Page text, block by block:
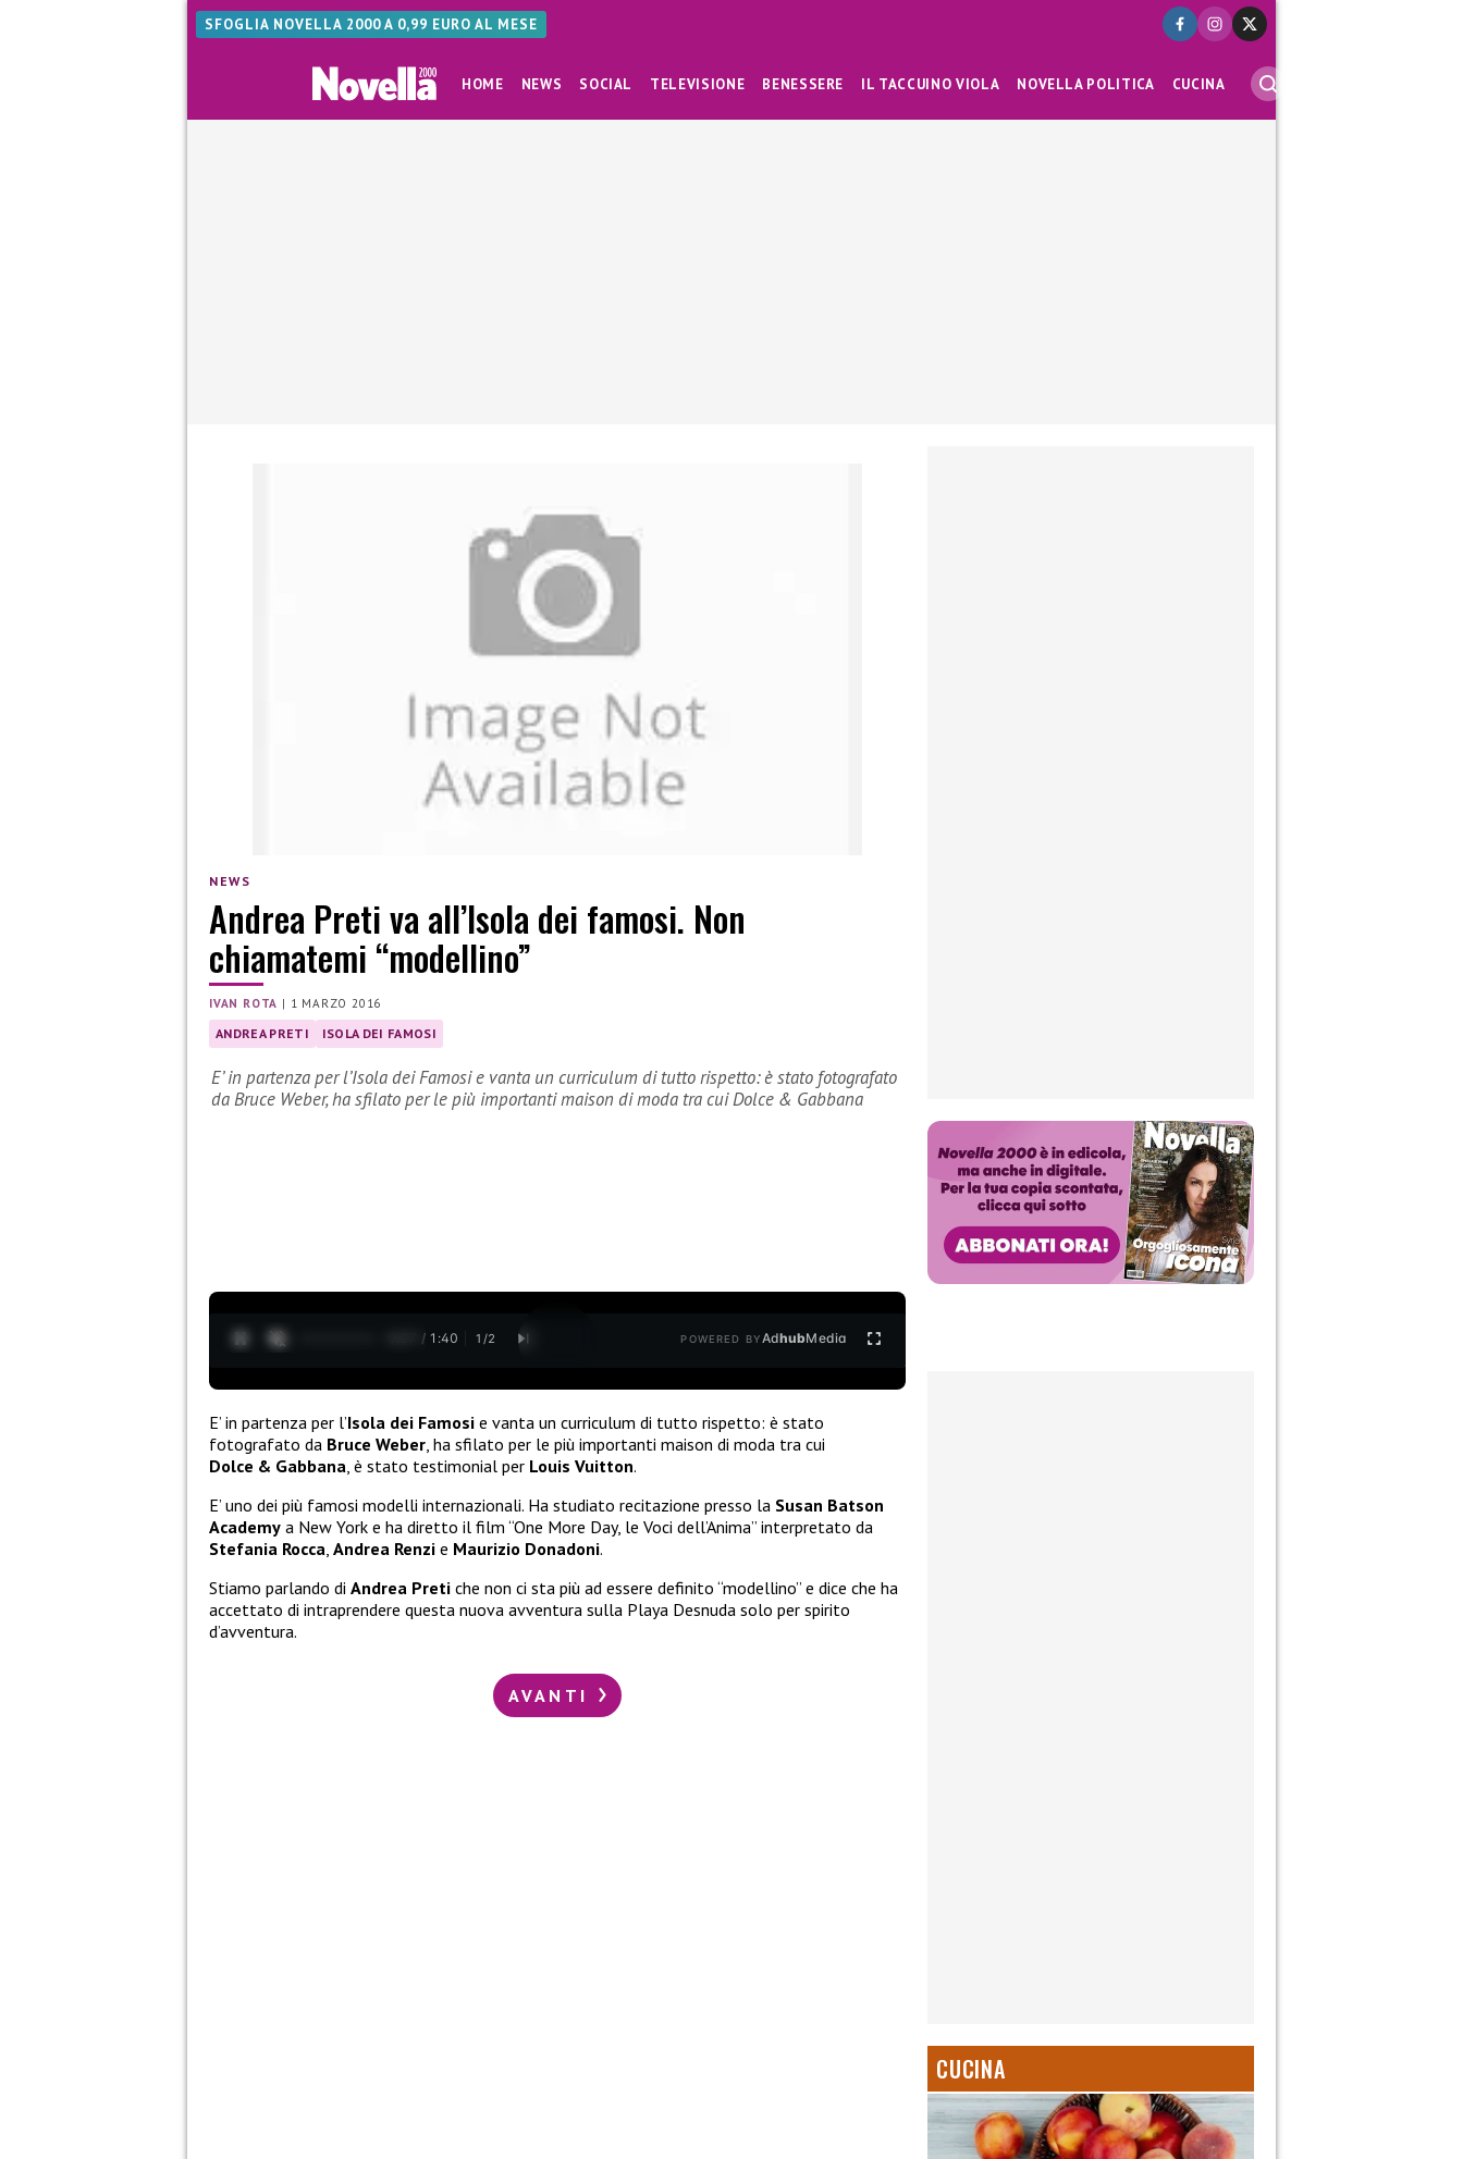
SFOGLIA NOVELLA 2000 A 0,99 EURO AL MESE
HOME NEWS SOCIAL TELEVISIONE BENESSERE IL TACCUINO VIOLA NOVELLA POLITICA CUCINA
NEWS
Andrea Preti va all’Isola dei famosi. Non
chiamatemi “modellino”
IVAN ROTA | 1 MARZO 2016
ANDREA PRETI ISOLA DEI FAMOSI
E’ in partenza per l’Isola dei Famosi e vanta un curriculum di tutto rispetto: è stato fotografato
da Bruce Weber, ha sfilato per le più importanti maison di moda tra cui Dolce & Gabbana
0:28 / 1:40 1 /2 POWERED BYAdhubMedia
E’ in partenza per l’Isola dei Famosi e vanta un curriculum di tutto rispetto: è stato
fotografato da Bruce Weber , ha sfilato per le più importanti maison di moda tra cui
Dolce & Gabbana , è stato testimonial per Louis Vuitton.
E’ uno dei più famosi modelli internazionali. Ha studiato recitazione presso la Susan Batson
Academy a New York e ha diretto il film “One More Day, le Voci dell’Anima” interpretato da
Stefania Rocca Andrea Renzi e Maurizio Donadoni.
Stiamo parlando di Andrea Preti che non ci sta più ad essere definito “modellino” e dice che ha
accettato di intraprendere questa nuova avventura sulla Playa Desnuda solo per spirito
d’avventura.
AVANTI
CUCINA